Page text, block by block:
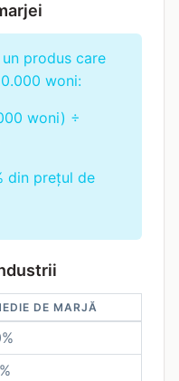
produs care
woni:
woni) ÷
din prețul de
DE MARJĂ